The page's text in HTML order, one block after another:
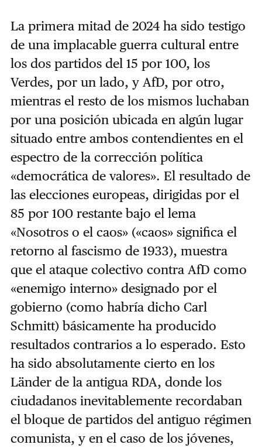
La primera mitad de 2024 ha sido testigo
de una implacable guerra cultural entre
los dos partidos del 15 por 100, los
Verdes, por un lado, y AfD, por otro,
mientras el resto de los mismos luchaban
por una posición ubicada en algún lugar
situado entre ambos contendientes en el
espectro de la corrección política
«democrática de valores». El resultado de
las elecciones europeas, dirigidas por el
85 por 100 restante bajo el lema
«Nosotros o el caos» («caos» significa el
retorno al fascismo de 1933), muestra
que el ataque colectivo contra AfD como
«enemigo interno» designado por el
gobierno (como habría dicho Carl
Schmitt) básicamente ha producido
resultados contrarios a lo esperado. Esto
ha sido absolutamente cierto en los
Länder de la antigua RDA, donde los
ciudadanos inevitablemente recordaban
el bloque de partidos del antiguo régimen
comunista, y en el caso de los jóvenes,